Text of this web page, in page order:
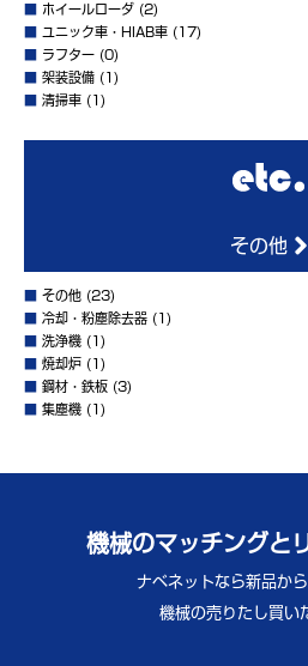
ホイールローダ (2)
ユニック車・HIAB車 (17)
ラフター (0)
架装設備 (1)
清掃車 (1)
その他
その他 (23)
冷却・粉塵除去器 (1)
洗浄機 (1)
焼却炉 (1)
鋼材・鉄板 (3)
集塵機 (1)
機械のマッチングと
ナベネットなら新品から
機械の売りたし買い